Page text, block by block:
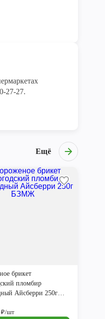
27-27.
Ещё
брикет
пломбир
Айсберри 250г
₽/шт